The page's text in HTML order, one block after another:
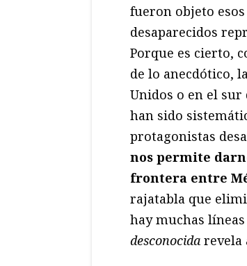
fueron objeto
desaparecidos
Porque es cierto,
de lo anecdótico,
Unidos o en el sur
han sido
protagonistas
nos permite
frontera entre
rajatabla que
hay muchas
desconocida revela